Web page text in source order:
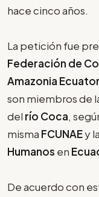
hace cinco años.
La petición fue
Federación de
Amazonia
son miembros de
del río Coca,
misma FCUNAEy la
Humanos en
De acuerdo con